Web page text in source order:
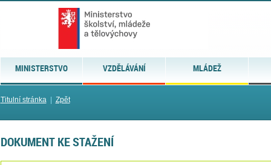
MINISTERSTVO VZDĚLÁVÁNÍ MLÁDEŽ
Titulní stránka| Zpět
DOKUMENT KE STAŽENÍ